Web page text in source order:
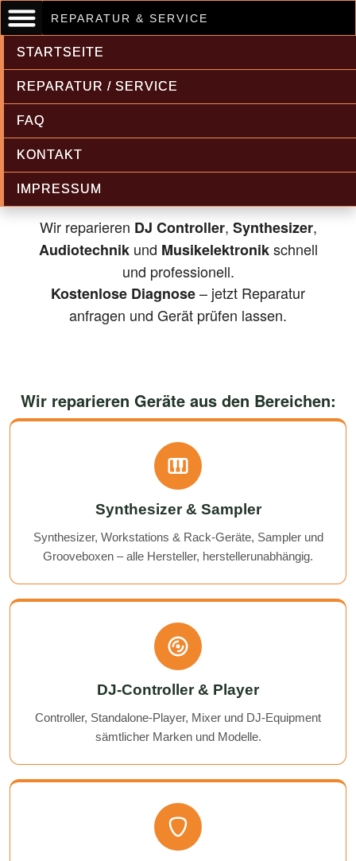
REPARATUR & SERVICE
STARTSEITE
REPARATUR / SERVICE
FAQ
KONTAKT
IMPRESSUM
Musikelektronik & Audiotechnik
Reparatur
Wir reparieren DJ Controller, Synthesizer,
Audiotechnikund Musikelektronikschnell
und professionell.
Kostenlose Diagnose– jetzt Reparatur
anfragen und Gerät prüfen lassen.
Wir reparieren Geräte aus den Bereichen:
Synthesizer & Sampler
Synthesizer, Workstations & Rack-Geräte, Sampler und
Grooveboxen – alle Hersteller, herstellerunabhängig.
DJ-Controller & Player
Controller, Standalone-Player, Mixer und DJ-Equipment
sämtlicher Marken und Modelle.